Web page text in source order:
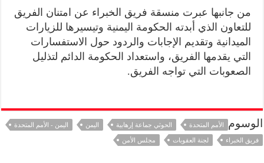
من جانبها عبرت منسقة فريق الخبراء عن امتنان الفريق
للتعاون الذي أبدته الحكومة اليمنية وتيسيرها للزيارات
الميدانية وتقديم الإجابات والردود حول الاستفسارات
التي يقدمها الفريق، واستعداد الحكومة الدائم لتذليل
الصعوبات التي تواجه الفريق.
الوسوم الأمم المتحدة الحوثي جماعة إرهابية اليمن
اليمن - الأمم المتحدة
فريق الخبراء
لجنة العقوبات مجلس الأمن